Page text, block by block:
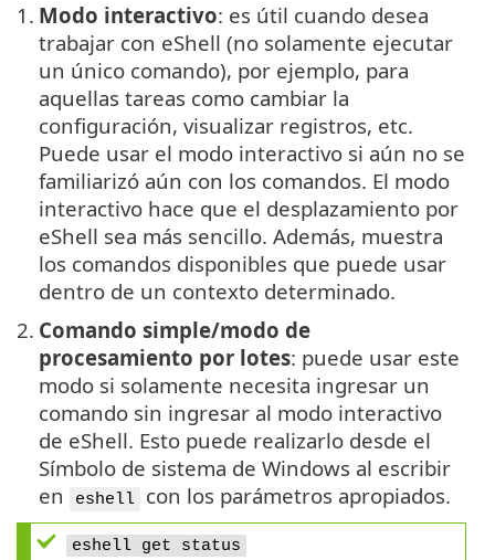
1. Modo interactivo: es útil cuando desea
trabajar con eShell (no solamente ejecutar
un único comando), por ejemplo, para
aquellas tareas como cambiar la
configuración, visualizar registros, etc.
Puede usar el modo interactivo si aún no se
familiarizó aún con los comandos. El modo
interactivo hace que el desplazamiento por
eShell sea más sencillo. Además, muestra
los comandos disponibles que puede usar
dentro de un contexto determinado.
2. Comando simple/modo de
procesamiento por lotes: puede usar este
modo si solamente necesita ingresar un
comando sin ingresar al modo interactivo
de eShell. Esto puede realizarlo desde el
Símbolo de sistema de Windows al escribir
en
eshell con los parámetros apropiados.
eshell get status